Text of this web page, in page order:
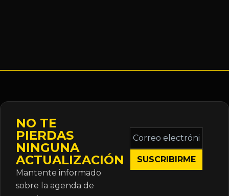
NO TE
PIERDAS
NINGUNA
ACTUALIZACIÓN
Mantente informado
sobre la agenda de
Correo
electrónico
*